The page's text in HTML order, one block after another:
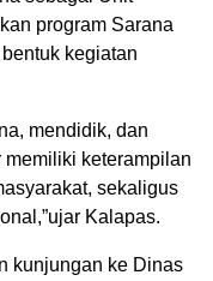
program Sarana
kegiatan
mendidik, dan
keterampilan
sekaligus
Kalapas.
kunjungan ke Dinas